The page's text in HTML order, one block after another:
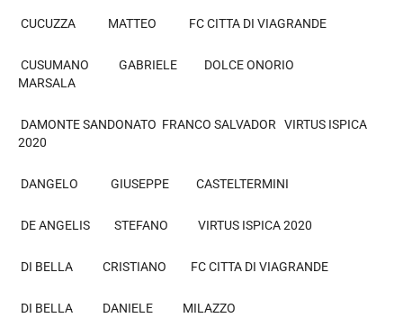
CUCUZZA MATTEO FC CITTA DI VIAGRANDE
CUSUMANO GABRIELE DOLCE ONORIO
MARSALA
DAMONTE SANDONATO FRANCO SALVADOR VIRTUS ISPICA
2020
DANGELO GIUSEPPE CASTELTERMINI
DE ANGELIS STEFANO VIRTUS ISPICA 2020
DI BELLA CRISTIANO FC CITTA DI VIAGRANDE
DI BELLA DANIELE MILAZZO